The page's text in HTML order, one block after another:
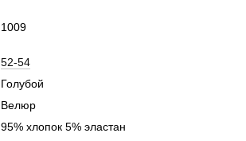
1009
52-54
Голубой
Велюр
95% хлопок 5% эластан